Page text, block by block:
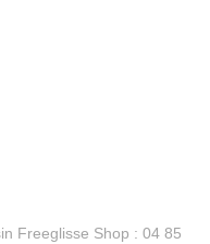
Freeglisse Shop : 04 85